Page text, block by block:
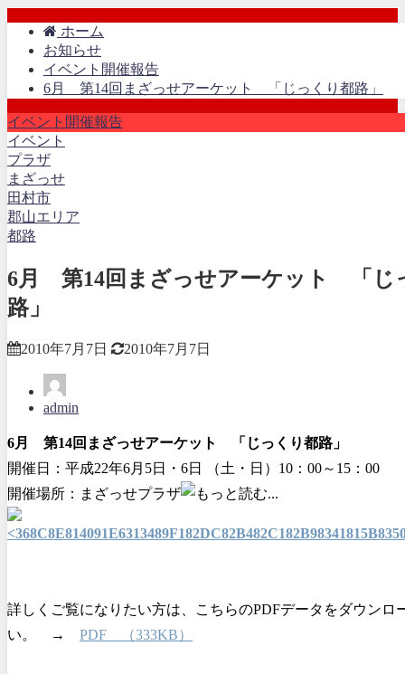
ホーム
お知らせ
イベント開催報告
6月 第14回まざっせアーケット 「じっくり都路」
イベント開催報告
イベント
プラザ
まざっせ
田村市
郡山エリア
都路
6月 第14回まざっせアーケット 「じ
路」
2010年7月7日 2010年7月7日
admin
6月 第14回まざっせアーケット 「じっくり都路」
開催日：平成22年6月5日・6日 （土・日）10：00～15：00
開催場所：まざっせプラザ
詳しくご覧になりたい方は、こちらのPDFデータをダウンロ
い。 → PDF （333KB）